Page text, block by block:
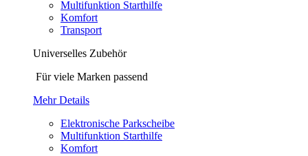
Multifunktion Starthilfe
Komfort
Transport
Universelles Zubehör
Für viele Marken passend
Mehr Details
Elektronische Parkscheibe
Multifunktion Starthilfe
Komfort